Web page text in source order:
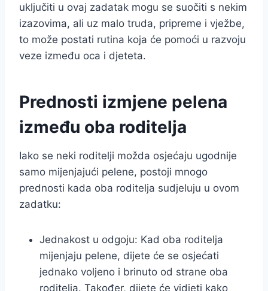
uključiti u ovaj zadatak mogu se suočiti s nekim
izazovima, ali uz malo truda, pripreme i vježbe,
to može postati rutina koja će pomoći u razvoju
veze između oca i djeteta.
Prednosti izmjene pelena
između oba roditelja
Iako se neki roditelji možda osjećaju ugodnije
samo mijenjajući pelene, postoji mnogo
prednosti kada oba roditelja sudjeluju u ovom
zadatku:
Jednakost u odgoju: Kad oba roditelja
mijenjaju pelene, dijete će se osjećati
jednako voljeno i brinuto od strane oba
roditelja. Također, dijete će vidjeti kako